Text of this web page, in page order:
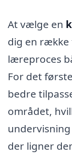
At vælge en
dig en række
læreproces
For det
bedre
området,
der ligner